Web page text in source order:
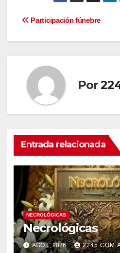
Navegación
de
entradas
Participación fúnebre
Por
Entrada relacionada
NECROLÓGICAS
Necrológicas
AGO 1, 2026